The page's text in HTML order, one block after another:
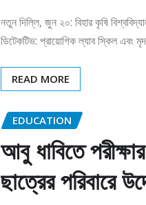
নতুন দিল্লি, জুন ২০: বিহার কৃষি
ডিটেকটিভ: প্রায়োগিক ল্যাব স্কিল এবং
READ MORE
EDUCATION
আবু ধাবিতে পরীক্ষার
ছাত্রের পরিবারে